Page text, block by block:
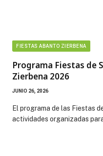
FIESTAS ABANTO ZIERBENA
Programa Fiestas de
Zierbena 2026
JUNIO 26, 2026
El programa de las Fiestas
actividades organizadas